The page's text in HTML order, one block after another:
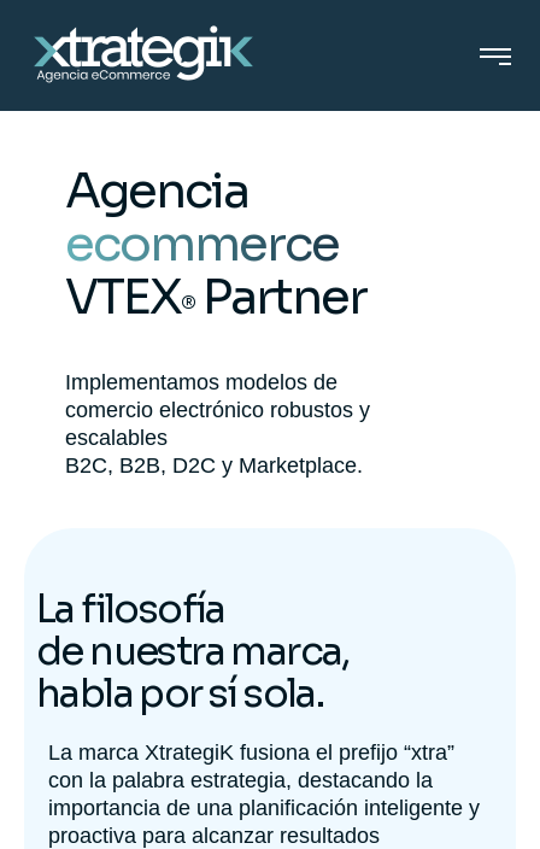
Agencia
ecommerce
VTEX®Partner
Implementamos modelos de
comercio electrónico robustos y
escalables
B2C, B2B, D2C y Marketplace.
La filosofía
de nuestra marca,
habla por sí sola.
La marca XtrategiK fusiona el prefijo “xtra”
con la palabra estrategia, destacando la
importancia de una planificación inteligente y
proactiva para alcanzar resultados